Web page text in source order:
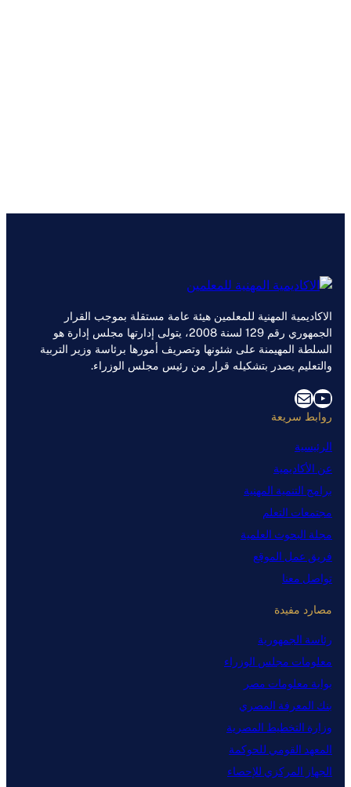
الاكاديمية المهنية للمعلمين هيئة عامة مستقلة بموجب القرار
الجمهوري رقم 129 لسنة 2008، يتولى إدارتها مجلس إدارة هو
السلطة المهيمنة على شئونها وتصريف أمورها برئاسة وزير التربية
والتعليم يصدر بتشكيله قرار من رئيس مجلس الوزراء.
يوتيوببريد
روابط سريعة
الرئيسية
عن الأكاديمية
برامج التنمية المهنية
مجتمعات التعلم
مجلة البحوث العلمية
فريق عمل الموقع
تواصل معنا
مصارد مفيدة
رئاسة الجمهورية
معلومات مجلس الوزراء
بوابة معلومات مصر
بنك المعرفة المصري
وزارة التخطيط المصرية
المعهد القومي للحوكمة
الجهاز المركزي للإحصاء